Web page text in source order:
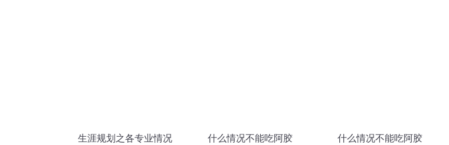
生涯规划之各专业情况 什么情况不能吃阿胶 什么情况不能吃阿胶